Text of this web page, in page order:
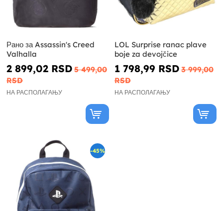
Рано за Assassin's Creed
Valhalla
2 899,02 RSD 5 499,00
RSD
НА РАСПОЛАГАЊУ
LOL Surprise ranac plave
boje za devojčice
1 798,99 RSD 3 999,00
RSD
НА РАСПОЛАГАЊУ
-45%